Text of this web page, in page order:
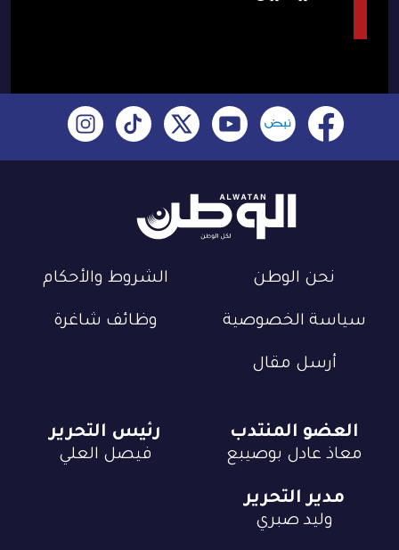
نحن الوطن الشروط والأحكام
سياسة الخصوصية وظائف شاغرة
أرسل مقال
العضو المنتدب
معاذ عادل بوصيبع
رئيس التحرير
فيصل العلي
مدير التحرير
وليد صبري